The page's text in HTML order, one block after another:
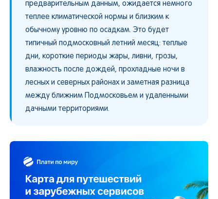
предварительным данным, ожидается немного
теплее климатической нормы и близким к
обычному уровню по осадкам. Это будет
типичный подмосковный летний месяц: теплые
дни, короткие периоды жары, ливни, грозы,
влажность после дождей, прохладные ночи в
лесных и северных районах и заметная разница
между ближним Подмосковьем и удаленными
дачными территориями.